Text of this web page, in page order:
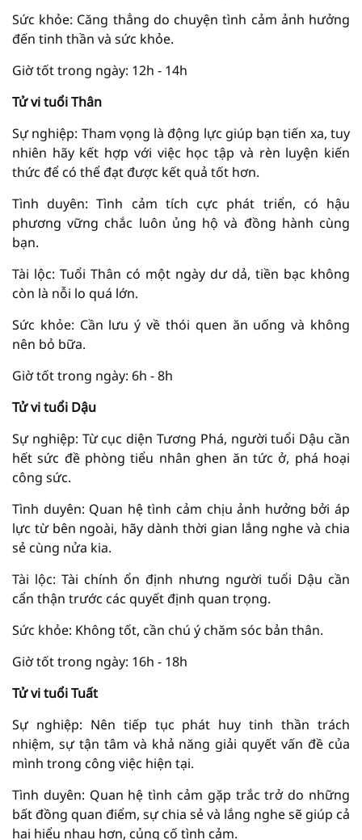
Sức khỏe: Căng thẳng do chuyện tình cảm ảnh hưởng
đến tinh thần và sức khỏe.
Giờ tốt trong ngày: 12h - 14h
Tử vi tuổi Thân
Sự nghiệp: Tham vọng là động lực giúp bạn tiến xa, tuy
nhiên hãy kết hợp với việc học tập và rèn luyện kiến
thức để có thể đạt được kết quả tốt hơn.
Tình duyên: Tình cảm tích cực phát triển, có hậu
phương vững chắc luôn ủng hộ và đồng hành cùng
bạn.
Tài lộc: Tuổi Thân có một ngày dư dả, tiền bạc không
còn là nỗi lo quá lớn.
Sức khỏe: Cần lưu ý về thói quen ăn uống và không
nên bỏ bữa.
Giờ tốt trong ngày: 6h - 8h
Tử vi tuổi Dậu
Sự nghiệp: Từ cục diện Tương Phá, người tuổi Dậu cần
hết sức đề phòng tiểu nhân ghen ăn tức ở, phá hoại
công sức.
Tình duyên: Quan hệ tình cảm chịu ảnh hưởng bởi áp
lực từ bên ngoài, hãy dành thời gian lắng nghe và chia
sẻ cùng nửa kia.
Tài lộc: Tài chính ổn định nhưng người tuổi Dậu cần
cẩn thận trước các quyết định quan trọng.
Sức khỏe: Không tốt, cần chú ý chăm sóc bản thân.
Giờ tốt trong ngày: 16h - 18h
Tử vi tuổi Tuất
Sự nghiệp: Nên tiếp tục phát huy tinh thần trách
nhiệm, sự tận tâm và khả năng giải quyết vấn đề của
mình trong công việc hiện tại.
Tình duyên: Quan hệ tình cảm gặp trắc trở do những
bất đồng quan điểm, sự chia sẻ và lắng nghe sẽ giúp cả
hai hiểu nhau hơn, củng cố tình cảm.